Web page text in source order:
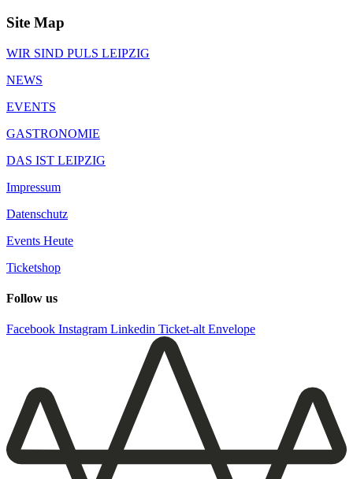
Site Map
WIR SIND PULS LEIPZIG
NEWS
EVENTS
GASTRONOMIE
DAS IST LEIPZIG
Impressum
Datenschutz
Events Heute
Ticketshop
Follow us
Facebook Instagram Linkedin Ticket-alt Envelope